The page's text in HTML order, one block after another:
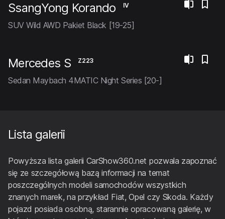
SsangYong Korando IV
SUV Wild AWD Pakiet Black [19-25]
Mercedes S Z223
Sedan Maybach 4MATIC Night Series [20-]
Lista galerii
Powyższa lista galerii CarShow360.net pozwala zapoznać
się ze szczegółową bazą informacji na temat
poszczególnych modeli samochodów wszystkich
znanych marek, na przykład Fiat, Opel czy Skoda. Każdy
pojazd posiada osobną, starannie opracowaną galerię, w